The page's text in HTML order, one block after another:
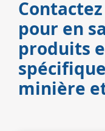
pour en
produits
minière